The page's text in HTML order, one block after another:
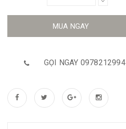
MUA NGAY
GỌI NGAY 0978212994